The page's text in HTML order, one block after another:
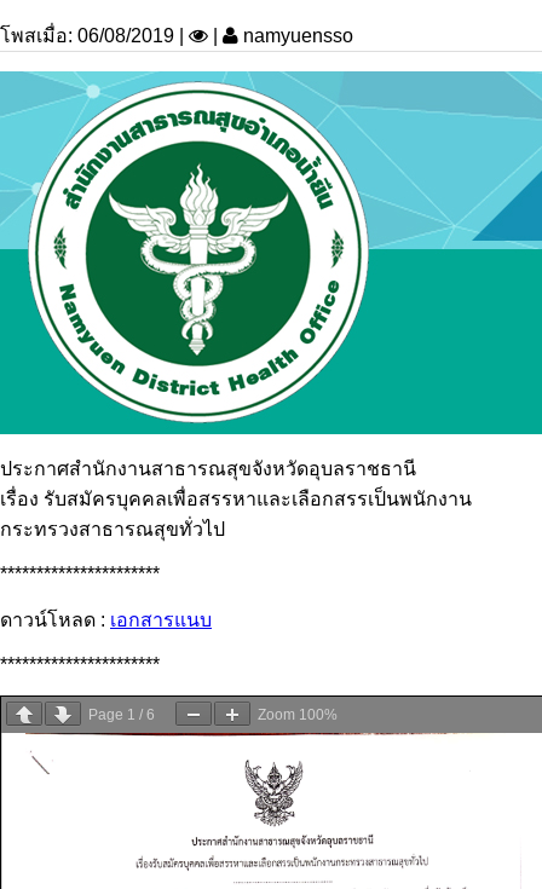
โพสเมื่อ: 06/08/2019 | namyuensso
ประกาศสำนักงานสาธารณสุขจังหวัดอุบลราชธานี
เรื่อง รับสมัครบุคคลเพื่อสรรหาและเลือกสรรเป็นพนักงาน
กระทรวงสาธารณสุขทั่วไป
**********************
ดาวน์โหลด : เอกสารแนบ
**********************
Page 1 / 6 Zoom 100%